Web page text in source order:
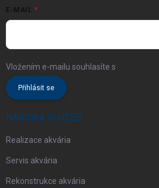
E-MAIL
Vložením e-mailu souhlasíte s
Přihlásit se
NABÍDKA SLUŽEB
Realizace akvária
Servis akvária
Rekonstrukce akvária